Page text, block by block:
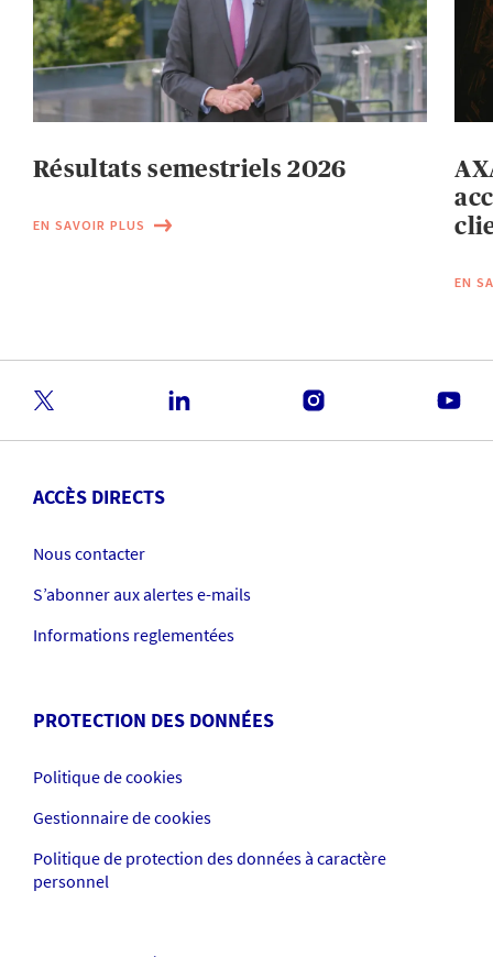
Résultats semestriels 2026
EN SAVOIR PLUS
EN
ACCÈS DIRECTS
Nous contacter
S’abonner aux alertes e-mails
Informations reglementées
PROTECTION DES DONNÉES
Politique de cookies
Gestionnaire de cookies
Politique de protection des données à caractère
personnel